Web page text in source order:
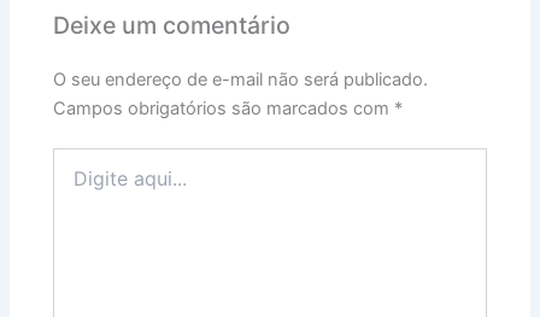
Deixe um comentário
O seu endereço de e-mail não será publicado.
Campos obrigatórios são marcados com *
aqui...